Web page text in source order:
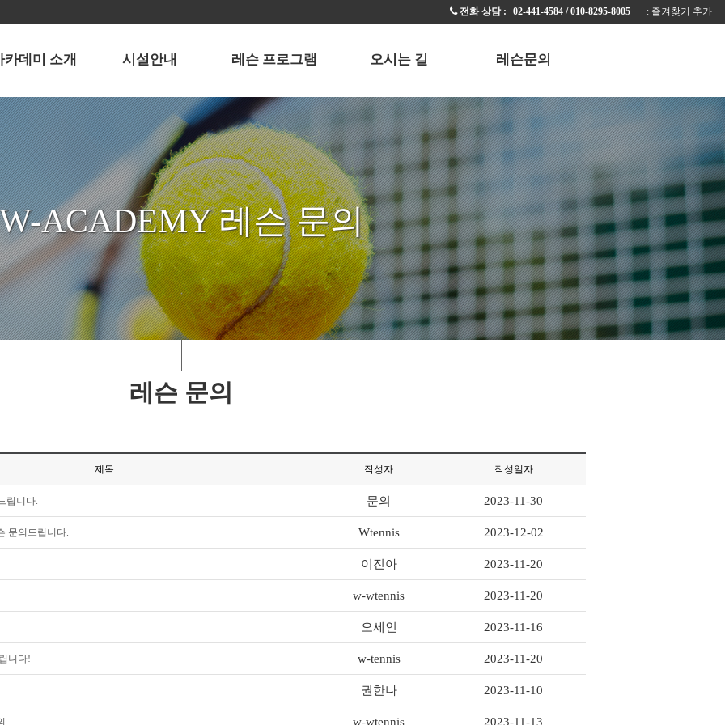
전화 상담 : 02-441-4584 / 010-8295-8005 ː 즐겨찾기 추가
카데미 소개
인사말
강사 소개
시설안내 레슨 프로그램 오시는 길 레슨문의
공지사항
자주하는 질문
레슨 문의
ACADEMY 레슨 문의
레슨 문의
제목 작성자 작성일자
립니다. 문의 2023-11-30
문의드립니다. Wtennis 2023-12-02
이진아 2023-11-20
w-wtennis 2023-11-20
오세인 2023-11-16
니다! w-tennis 2023-11-20
권한나 2023-11-10
w-wtennis 2023-11-13